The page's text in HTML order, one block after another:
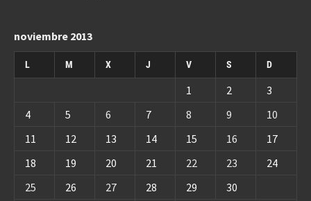
noviembre 2013
L M X J V S D
1 2
3
4
5 6 7 8 9
10
11
12 13 14 15 16
17
18
19 20 21 22 23
24
25
26 27 28 29 30